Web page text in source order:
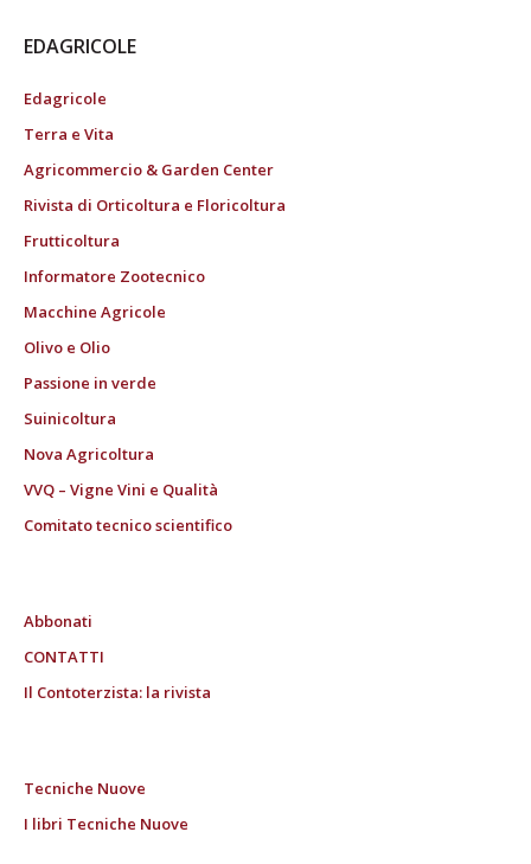
EDAGRICOLE
Edagricole
Terra e Vita
Agricommercio & Garden Center
Rivista di Orticoltura e Floricoltura
Frutticoltura
Informatore Zootecnico
Macchine Agricole
Olivo e Olio
Passione in verde
Suinicoltura
Nova Agricoltura
VVQ – Vigne Vini e Qualità
Comitato tecnico scientifico
Abbonati
CONTATTI
Il Contoterzista: la rivista
Tecniche Nuove
I libri Tecniche Nuove